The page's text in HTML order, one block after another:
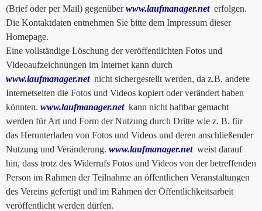
(Brief oder per Mail) gegenüberwww.laufmanager.neterfolgen.
Die Kontaktdaten entnehmen Sie bitte dem Impressum dieser
Homepage.
Eine vollständige Löschung der veröffentlichten Fotos und
Videoaufzeichnungen im Internet kann durch
www.laufmanager.netnicht sichergestellt werden, da z.B. andere
Internetseiten die Fotos und Videos kopiert oder verändert haben
könnten. www.laufmanager.netkann nicht haftbar gemacht
werden für Art und Form der Nutzung durch Dritte wie z. B. für
das Herunterladen von Fotos und Videos und deren anschließender
Nutzung und Veränderung. www.laufmanager.netweist darauf
hin, dass trotz des Widerrufs Fotos und Videos von der betreffenden
Person im Rahmen der Teilnahme an öffentlichen Veranstaltungen
des Vereins gefertigt und im Rahmen der Öffentlichkeitsarbeit
veröffentlicht werden dürfen.